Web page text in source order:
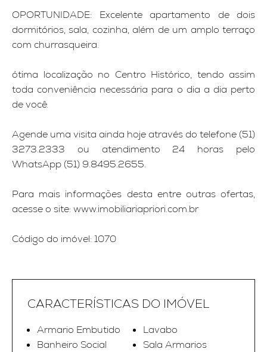
OPORTUNIDADE: Excelente apartamento de dois
dormitórios, sala, cozinha, além de um amplo terraço
com churrasqueira.
ótima localização no Centro Histórico, tendo assim
toda conveniência necessária para o dia a dia perto
de você.
Agende uma visita ainda hoje através do telefone (51)
3273.2333 ou atendimento 24 horas pelo
WhatsApp (51) 9.8495.2655.
Para mais informações desta entre outras ofertas,
acesse o site: www.imobiliariapriori.com.br
Código do imóvel: 1070
CARACTERÍSTICAS DO IMÓVEL
Armario Embutido
Banheiro Social
Lavabo
Sala Armarios